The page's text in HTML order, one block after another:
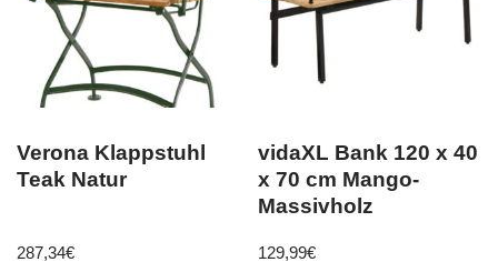
Verona Klappstuhl
Teak Natur
287,34€
vidaXL Bank 120 x 40
x 70 cm Mango-
Massivholz
129,99€